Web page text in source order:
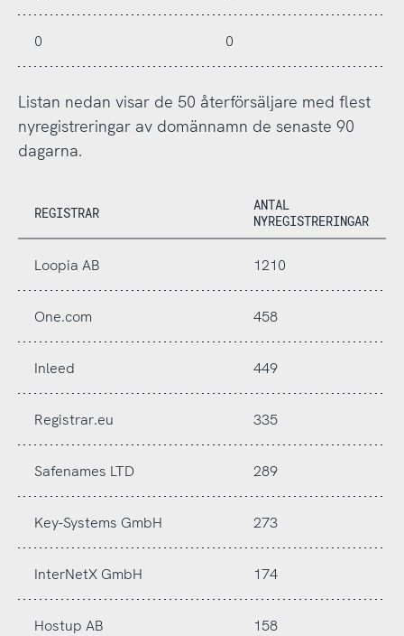
0 0
Listan nedan visar de 50 återförsäljare med flest
nyregistreringar av domännamn de senaste 90
dagarna.
REGISTRAR
ANTAL
NYREGISTRERINGAR
Loopia AB 1210
One.com 458
Inleed 449
Registrar.eu 335
Safenames LTD 289
Key-Systems GmbH 273
InterNetX GmbH 174
Hostup AB 158